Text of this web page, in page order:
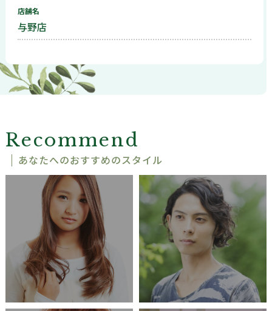
店舗名
与野店
Recommend
あなたへのおすすめのスタイル